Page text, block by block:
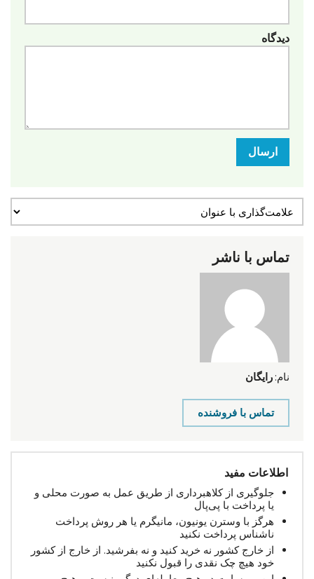
دیدگاه
ارسال
تماس با ناشر
نام: رایگان
تماس با فروشنده
اطلاعات مفید
جلوگیری از کلاهبرداری از طریق عمل به صورت محلی و
یا پرداخت با پی‌پال
هرگز با وسترن یونیون، مانیگرم یا هر روش پرداخت
ناشناس پرداخت نکنید
از خارج کشور نه خرید کنید و نه بفرشید. از خارج از کشور
خود هیچ چک نقدی را قبول نکنید